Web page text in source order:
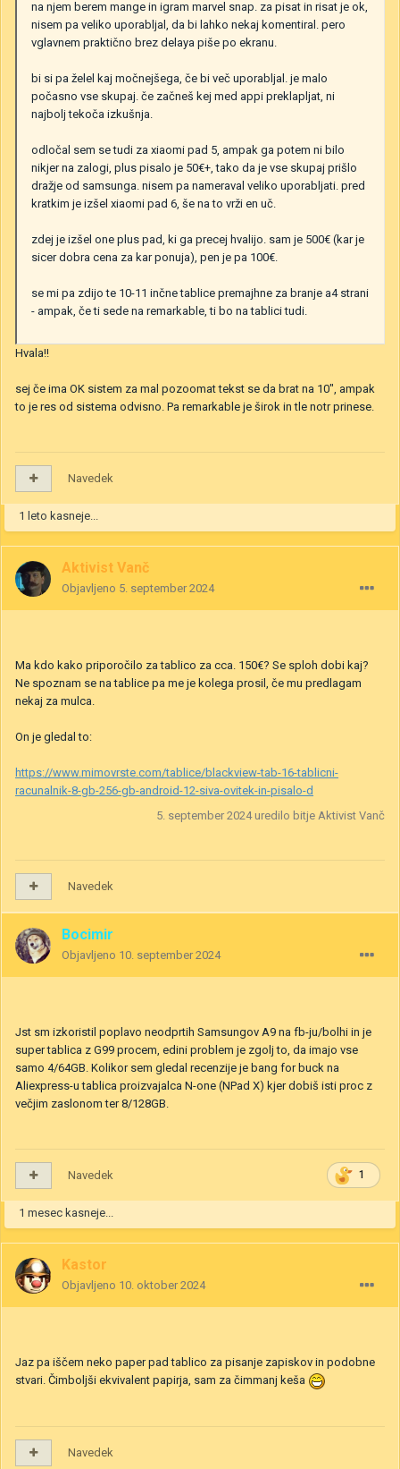
na njem berem mange in igram marvel snap. za pisat in risat je ok,
nisem pa veliko uporabljal, da bi lahko nekaj komentiral. pero
vglavnem praktično brez delaya piše po ekranu.
bi si pa želel kaj močnejšega, če bi več uporabljal. je malo
počasno vse skupaj. če začneš kej med appi preklapljat, ni
najbolj tekoča izkušnja.
odločal sem se tudi za xiaomi pad 5, ampak ga potem ni bilo
nikjer na zalogi, plus pisalo je 50€+, tako da je vse skupaj prišlo
dražje od samsunga. nisem pa nameraval veliko uporabljati. pred
kratkim je izšel xiaomi pad 6, še na to vrži en uč.
zdej je izšel one plus pad, ki ga precej hvalijo. sam je 500€ (kar je
sicer dobra cena za kar ponuja), pen je pa 100€.
se mi pa zdijo te 10-11 inčne tablice premajhne za branje a4 strani
- ampak, če ti sede na remarkable, ti bo na tablici tudi.
Hvala!!
sej če ima OK sistem za mal pozoomat tekst se da brat na 10", ampak
to je res od sistema odvisno. Pa remarkable je širok in tle notr prinese.
Navedek
1 leto kasneje...
Aktivist Vanč
Objavljeno 5. september 2024
Ma kdo kako priporočilo za tablico za cca. 150€? Se sploh dobi kaj?
Ne spoznam se na tablice pa me je kolega prosil, če mu predlagam
nekaj za mulca.
On je gledal to:
https://www.mimovrste.com/tablice/blackview-tab-16-tablicni-
racunalnik-8-gb-256-gb-android-12-siva-ovitek-in-pisalo-d
5. september 2024uredilo bitje Aktivist Vanč
Navedek
Bocimir
Objavljeno 10. september 2024
Jst sm izkoristil poplavo neodprtih Samsungov A9 na fb-ju/bolhi in je
super tablica z G99 procem, edini problem je zgolj to, da imajo vse
samo 4/64GB. Kolikor sem gledal recenzije je bang for buck na
Aliexpress-u tablica proizvajalca N-one (NPad X) kjer dobiš isti proc z
večjim zaslonom ter 8/128GB.
1
Navedek
1 mesec kasneje...
Kastor
Objavljeno 10. oktober 2024
Jaz pa iščem neko paper pad tablico za pisanje zapiskov in podobne
stvari. Čimboljši ekvivalent papirja, sam za čimmanj keša
Navedek